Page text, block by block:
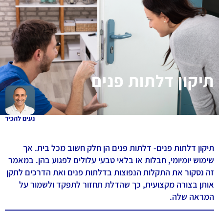
תיקון דלתות פנים
תיקון דלתות פנים- דלתות פנים הן חלק חשוב מכל בית. אך
שימוש יומיומי, חבלות או בלאי טבעי עלולים לפגוע בהן. במאמר
זה נסקור את התקלות הנפוצות בדלתות פנים ואת הדרכים לתקן
אותן בצורה מקצועית, כך שהדלת תחזור לתפקד ולשמור על
המראה שלה.
נעים להכיר